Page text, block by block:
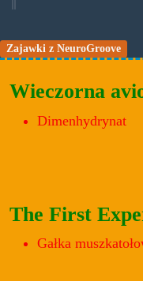
Zajawki z NeuroGroove
Wieczorna
Dimenhydrynat
The First
Gałka